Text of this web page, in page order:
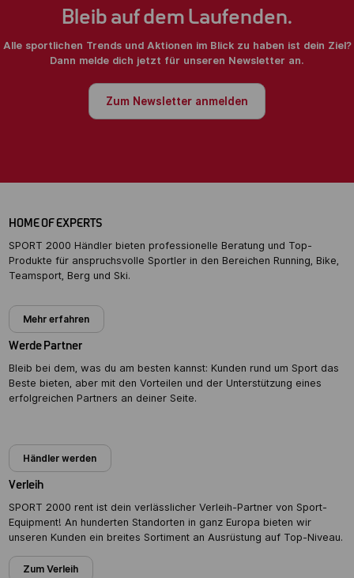
Bleib auf dem Laufenden.
Alle sportlichen Trends und Aktionen im Blick zu haben ist dein Ziel?
Dann melde dich jetzt für unseren Newsletter an.
Zum Newsletter anmelden
HOME OF EXPERTS
SPORT 2000 Händler bieten professionelle Beratung und Top-
Produkte für anspruchsvolle Sportler in den Bereichen Running, Bike,
Teamsport, Berg und Ski.
Mehr erfahren
Werde Partner
Bleib bei dem, was du am besten kannst: Kunden rund um Sport das
Beste bieten, aber mit den Vorteilen und der Unterstützung eines
erfolgreichen Partners an deiner Seite.
Händler werden
Verleih
SPORT 2000 rent ist dein verlässlicher Verleih-Partner von Sport-
Equipment! An hunderten Standorten in ganz Europa bieten wir
unseren Kunden ein breites Sortiment an Ausrüstung auf Top-Niveau.
Zum Verleih